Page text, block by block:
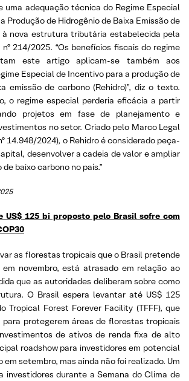
uma adequação técnica do Regime Especial
Produção de Hidrogênio de Baixa Emissão de
à nova estrutura tributária estabelecida pela
214/2025. “Os benefícios fiscais do regime
este artigo aplicam-se também aos
Especial de Incentivo para a produção de
emissão de carbono (Rehidro)”, diz o texto.
o regime especial perderia eficácia a partir
projetos em fase de planejamento e
no setor. Criado pelo Marco Legal
14.948/2024), o Rehidro é considerado peça-
desenvolver a cadeia de valor e ampliar
baixo carbono no país.”
US$ 125 bi proposto pelo Brasil sofre com
as florestas tropicais que o Brasil pretende
novembro, está atrasado em relação ao
que as autoridades deliberam sobre como
O Brasil espera levantar até US$ 125
Tropical Forest Forever Facility (TFFF), que
para protegerem áreas de florestas tropicais
de ativos de renda fixa de alto
roadshow para investidores em potencial
setembro, mas ainda não foi realizado. Um
investidores durante a Semana do Clima de